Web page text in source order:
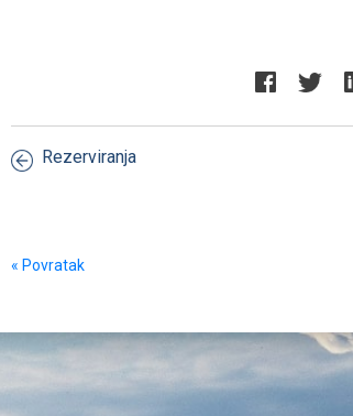
Rezerviranja
« Povratak